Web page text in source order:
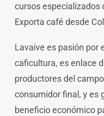
cursos especializados
Exporta café desde
Lavaive es pasión por
caficultura, es enlace
productores del
consumidor final, y es
beneficio económico